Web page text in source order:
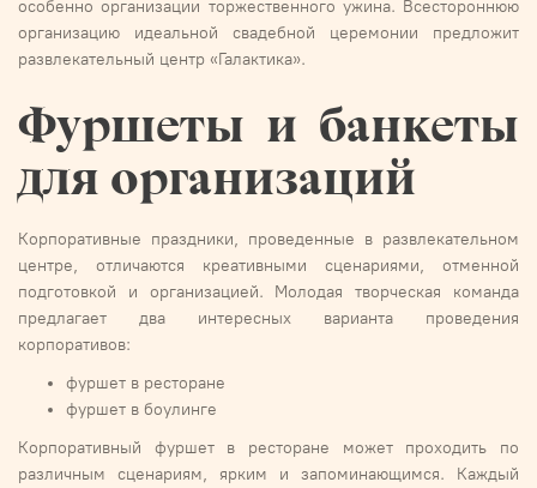
особенно организации торжественного ужина. Всестороннюю
организацию идеальной свадебной церемонии предложит
развлекательный центр «Галактика».
Фуршеты и банкеты
для организаций
Корпоративные праздники, проведенные в развлекательном
центре, отличаются креативными сценариями, отменной
подготовкой и организацией. Молодая творческая команда
предлагает два интересных варианта проведения
корпоративов:
фуршет в ресторане
фуршет в боулинге
Корпоративный фуршет в ресторане может проходить по
различным сценариям, ярким и запоминающимся. Каждый